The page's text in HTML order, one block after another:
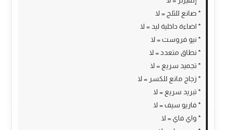
* صانع للثلج = لا
* اضاءة داخلية ليد = لا
* نيو فروست = لا
* نطاق متعدد = لا
* تجميد سريع = لا
* زجاج مانع للكسر = لا
* تبريد سريع = لا
* فاريو سيف = لا
* واي فاي = لا